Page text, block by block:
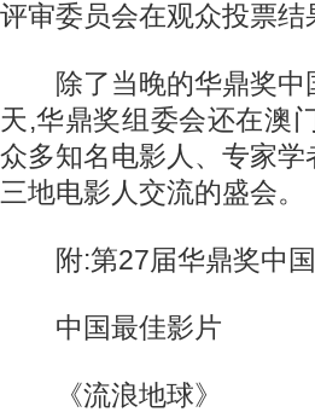
评审委员会在观众投票
除了当晚的华鼎奖中
天,华鼎奖组委会还在澳
众多知名电影人、专家
三地电影人交流的盛会。
附:第27届华鼎奖中国
中国最佳影片
《流浪地球》